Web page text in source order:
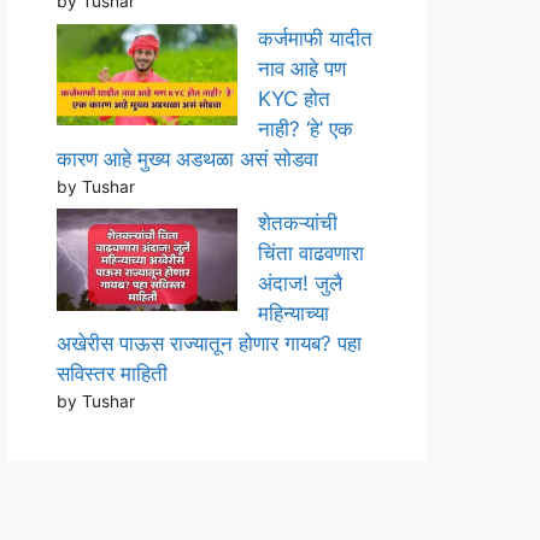
कर्जमाफी यादीत
नाव आहे पण
KYC होत
नाही? ‘हे’ एक
कारण आहे मुख्य अडथळा असं सोडवा
by Tushar
शेतकऱ्यांची
चिंता वाढवणारा
अंदाज! जुलै
महिन्याच्या
अखेरीस पाऊस राज्यातून होणार गायब? पहा
सविस्तर माहिती
by Tushar